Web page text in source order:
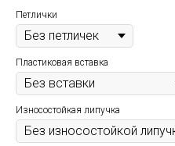
Петлички
Пластиковая вставка
Износостойкая липучка